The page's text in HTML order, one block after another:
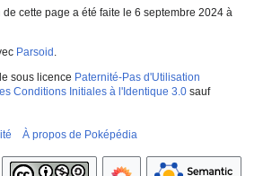
cette page a été faite le 6 septembre 2024 à
Parsoid .
sous licence Paternité-Pas d'Utilisation
Conditions Initiales à l'Identique 3.0 sauf
À propos de Poképédia